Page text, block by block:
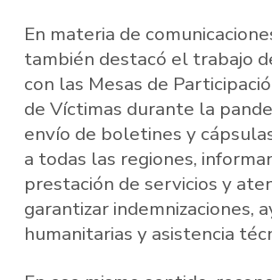
En materia de
también destacó el trabajo
con las Mesas de
de Víctimas durante la
envío de boletines y
a todas las regiones,
prestación de servicios y
garantizar indemnizaciones,
humanitarias y asistencia